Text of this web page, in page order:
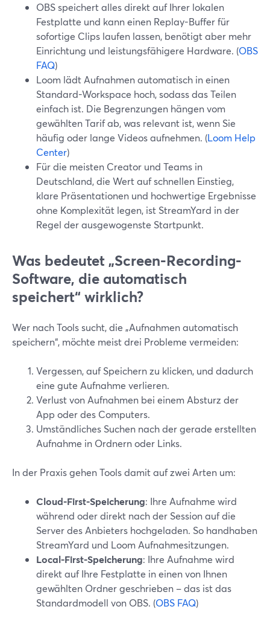
OBS speichert alles direkt auf Ihrer lokalen
Festplatte und kann einen Replay-Buffer für
sofortige Clips laufen lassen, benötigt aber mehr
Einrichtung und leistungsfähigere Hardware. (OBS
FAQ)
Loom lädt Aufnahmen automatisch in einen
Standard-Workspace hoch, sodass das Teilen
einfach ist. Die Begrenzungen hängen vom
gewählten Tarif ab, was relevant ist, wenn Sie
häufig oder lange Videos aufnehmen. (Loom Help
Center)
Für die meisten Creator und Teams in
Deutschland, die Wert auf schnellen Einstieg,
klare Präsentationen und hochwertige Ergebnisse
ohne Komplexität legen, ist StreamYard in der
Regel der ausgewogenste Startpunkt.
Was bedeutet „Screen-Recording-
Software, die automatisch
speichert“ wirklich?
Wer nach Tools sucht, die „Aufnahmen automatisch
speichern“, möchte meist drei Probleme vermeiden:
Vergessen, auf Speichern zu klicken, und dadurch
eine gute Aufnahme verlieren.
Verlust von Aufnahmen bei einem Absturz der
App oder des Computers.
Umständliches Suchen nach der gerade erstellten
Aufnahme in Ordnern oder Links.
In der Praxis gehen Tools damit auf zwei Arten um:
Cloud-First-Speicherung: Ihre Aufnahme wird
während oder direkt nach der Session auf die
Server des Anbieters hochgeladen. So handhaben
StreamYard und Loom Aufnahmesitzungen.
Local-First-Speicherung: Ihre Aufnahme wird
direkt auf Ihre Festplatte in einen von Ihnen
gewählten Ordner geschrieben – das ist das
Standardmodell von OBS. (OBS FAQ)